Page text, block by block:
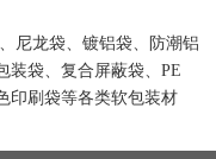
龙袋、镀铝袋、防潮铝
装袋、复合屏蔽袋、PE
印刷袋等各类软包装材